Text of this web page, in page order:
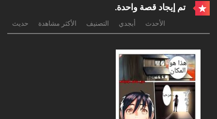
تم إيجاد قصة واحدة.
الأحدث أبجدي التصنيف الأكثر مشاهدة حديث